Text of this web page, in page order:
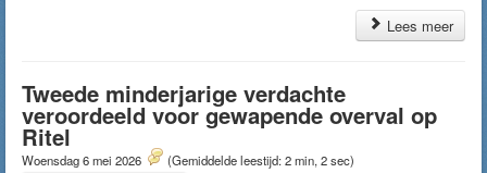
Lees meer
Tweede minderjarige verdachte
veroordeeld voor gewapende overval op
Ritel
Woensdag 6 mei 2026 (Gemiddelde leestijd: 2 min, 2 sec)